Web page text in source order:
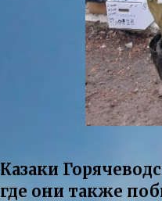
Казаки
где они также